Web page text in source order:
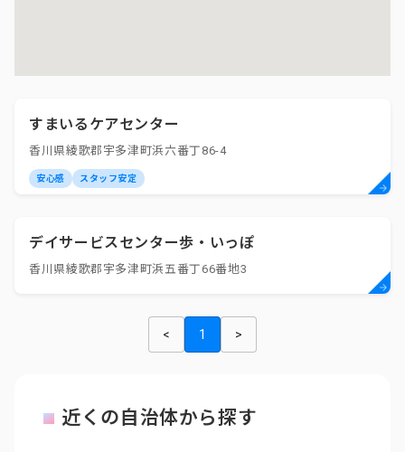
すまいるケアセンター
香川県綾歌郡宇多津町浜六番丁86-4
安心感 スタッフ安定
デイサービスセンター歩・いっぽ
香川県綾歌郡宇多津町浜五番丁66番地3
< 1 >
近くの自治体から探す